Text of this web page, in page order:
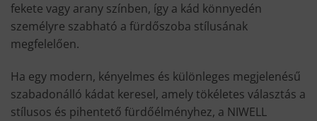
fekete vagy arany színben, így a kád könnyedén
személyre szabható a fürdőszoba stílusának
megfelelően.
Ha egy modern, kényelmes és különleges megjelenésű
szabadonálló kádat keresel, amely tökéletes választás a
stílusos és pihentető fürdőélményhez, a NIWELL